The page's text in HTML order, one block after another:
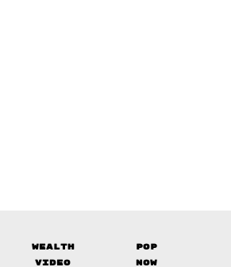
Wealth
Pop
Video Now